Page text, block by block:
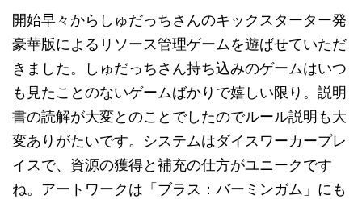
開始早々からしゅだっちさんのキックスターター発
豪華版によるリソース管理ゲームを遊ばせていただ
きました。しゅだっちさん持ち込みのゲームはいつ
も見たことのないゲームばかりで嬉しい限り。説明
書の読解が大変とのことでしたのでルール説明も大
変ありがたいです。システムはダイスワーカープレ
イスで、資源の獲得と補充の仕方がユニークです
ね。アートワークは「ブラス：バーミンガム」にも